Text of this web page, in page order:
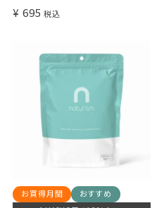
¥ 695 税込
お買得月間 おすすめ